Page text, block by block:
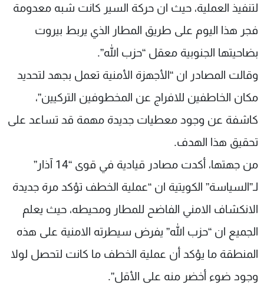
لتنفيذ العملية، حيث ان حركة السير كانت شبه معدومة
فجر هذا اليوم على طريق المطار الذي يربط بيروت
بضاحيتها الجنوبية معقل “حزب الله”.
وقالت المصادر ان “الأجهزة الأمنية تعمل بجهد لتحديد
مكان الخاطفين للافراج عن المخطوفين التركيين”،
كاشفة عن وجود معطيات جديدة مهمة قد تساعد على
تحقيق هذا الهدف.
من جهتها، أكدت مصادر قيادية في قوى “14 آذار”
لـ”السياسة” الكويتية ان “عملية الخطف تؤكد مرة جديدة
الانكشاف الامني الفاضح للمطار ومحيطه، حيث يعلم
الجميع ان “حزب الله” يفرض سيطرته الامنية على هذه
المنطقة ما يؤكد أن عملية الخطف ما كانت لتحصل لولا
وجود ضوء أخضر منه على الأقل”.